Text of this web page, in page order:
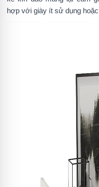
hợp với giày ít sử dụng